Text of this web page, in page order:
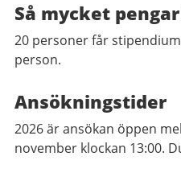
Så mycket
20 personer får
person.
Ansökningstider
2026 är ansökan öppen
november klockan 13:00.